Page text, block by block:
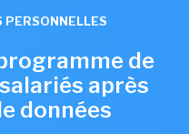
PERSONNELLES
de
après
données